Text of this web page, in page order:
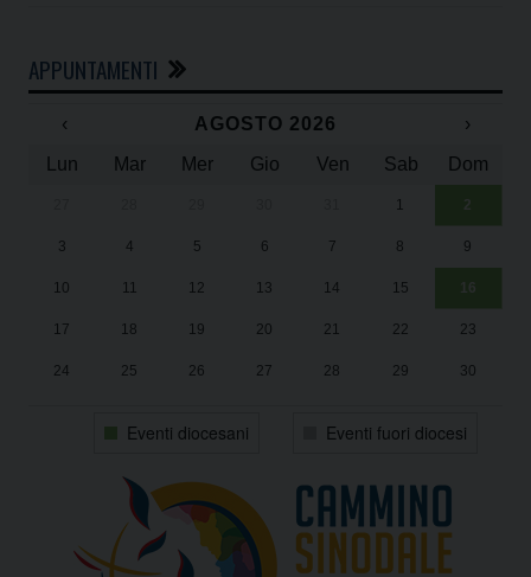
APPUNTAMENTI
‹ AGOSTO 2026
›
Lun
Mar Mer Gio Ven Sab Dom
1 2
3 4 5 6 7 8 9
10 11 12 13 14 15 16
17 18 19 20 21 22 23
24 25 26 27 28 29 30
Eventi diocesani Eventi fuori diocesi